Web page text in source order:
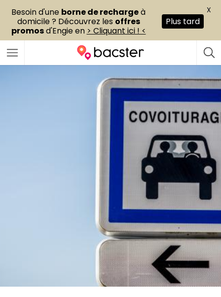
Besoin d'une borne de rechargeà
domicile ? Découvrez les offres
promosd'Engie en > Cliquant ici ! <
Plus tard
X